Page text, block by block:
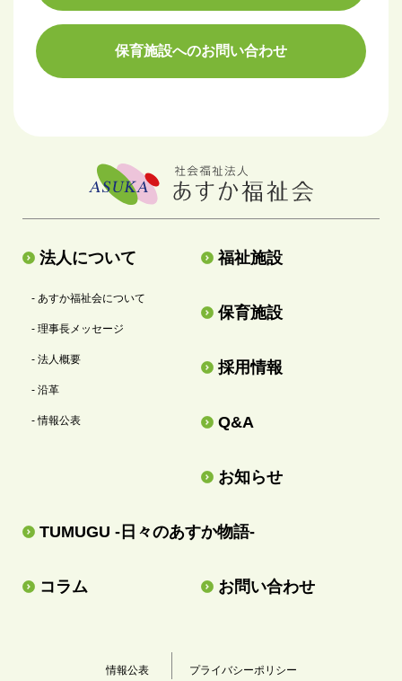
保育施設へのお問い合わせ
法人について
- あすか福祉会について
- 理事長メッセージ
- 法人概要
- 沿革
- 情報公表
福祉施設
保育施設
採用情報
Q&A
お知らせ
TUMUGU -日々のあすか物語-
コラム お問い合わせ
情報公表 プライバシーポリシー